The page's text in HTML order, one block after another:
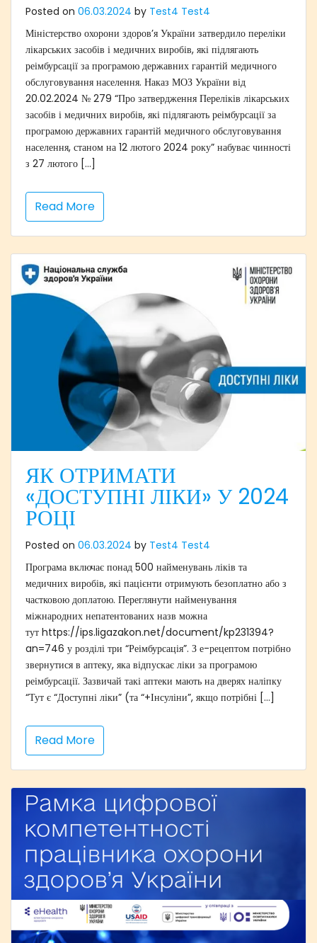
Posted on 06.03.2024 by Test4 Test4
Міністерство охорони здоров’я України затвердило переліки
лікарських засобів і медичних виробів, які підлягають
реімбурсації за програмою державних гарантій медичного
обслуговування населення. Наказ МОЗ України від
20.02.2024 № 279 “Про затвердження Переліків лікарських
засобів і медичних виробів, які підлягають реімбурсації за
програмою державних гарантій медичного обслуговування
населення, станом на 12 лютого 2024 року” набуває чинності
з 27 лютого […]
Read More
ЯК ОТРИМАТИ
«ДОСТУПНІ ЛІКИ» У 2024
РОЦІ
Posted on 06.03.2024 by Test4 Test4
Програма включає понад 500 найменувань ліків та
медичних виробів, які пацієнти отримують безоплатно або з
частковою доплатою. Переглянути найменування
міжнародних непатентованих назв можна
тут https://ips.ligazakon.net/document/kp231394?
an=746 у розділі три “Реімбурсація”. З е-рецептом потрібно
звернутися в аптеку, яка відпускає ліки за програмою
реімбурсації. Зазвичай такі аптеки мають на дверях наліпку
“Тут є “Доступні ліки” (та “+Інсуліни”, якщо потрібні […]
Read More